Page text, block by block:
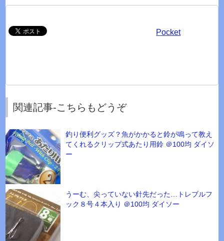
Pocket
関連記事-こちらもどうぞ
釣り便利グッズ？魚がかかると鈴が鳴って教え
てくれるクリップ式あたり用鈴 ＠100均 ダイソ
ー
うーむ、尖っていない針先だった…トレブルフ
ック８号４本入り ＠100均 ダイソー